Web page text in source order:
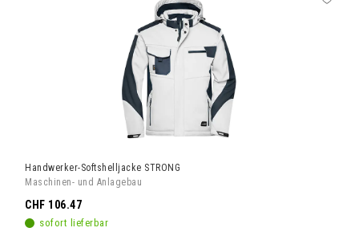
Handwerker-Softshelljacke STRONG
Maschinen- und Anlagebau
sofort lieferbar
CHF 106.47